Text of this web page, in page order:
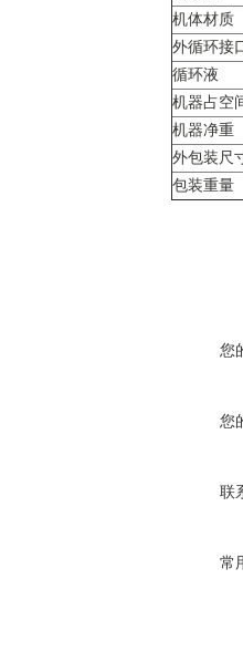
机体材质
外循环接
循环液
机器占空
机器净重
外包装尺
包装重量
您
您
联
常